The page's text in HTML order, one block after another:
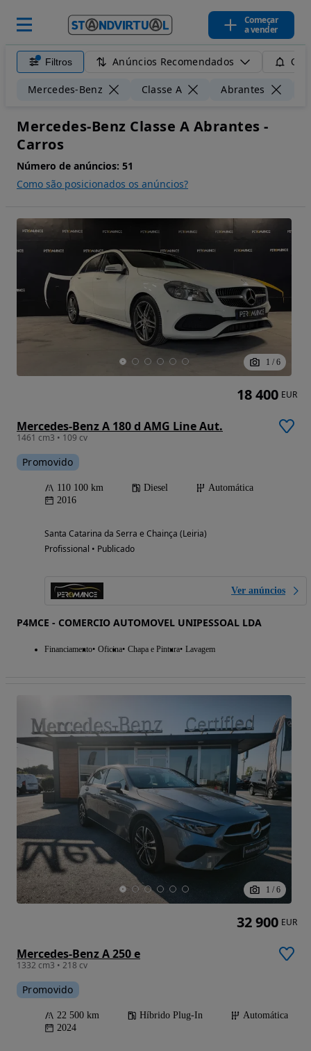
Começar
a vender
Filtros Anúncios Recomendados
Mercedes-Benz Classe A Abrantes
Mercedes-Benz Classe A Abrantes -
Carros
Número de anúncios: 51
Como são posicionados os anúncios?
1 / 6
Mercedes-Benz A 180 d AMG Line Aut.
1461 cm3 • 109 cv
Promovido
110 100 km Diesel
Automática
2016
Santa Catarina da Serra e Chainça (Leiria)
Profissional • Publicado
Ver anúncios
P4MCE - COMERCIO AUTOMOVEL UNIPESSOAL LDA
Financiamento Oficina Chapa e Pintura Lavagem
18 400 EUR
1 / 6
Mercedes-Benz A 250 e
1332 cm3 • 218 cv
Promovido
22 500 km Híbrido Plug-In
Automática
2024
32 900 EUR